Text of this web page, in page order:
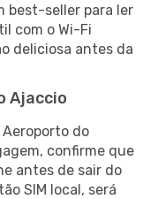
best-seller para ler
com o Wi-Fi
deliciosa antes da
Ajaccio
do
confirme que
antes de sair do
SIM local, será